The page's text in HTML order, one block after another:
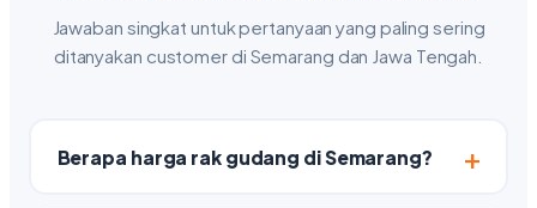
Jawaban singkat untuk pertanyaan yang paling sering
ditanyakan customer di Semarang dan Jawa Tengah.
Berapa harga rak gudang di Semarang?